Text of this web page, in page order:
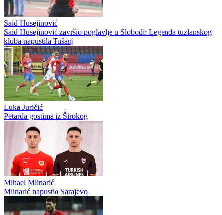
Said Husejinović
Said Husejinović završio poglavlje u Slobodi: Legenda tuzlanskog
kluba napustila Tušanj
Luka Juričić
Petarda gostima iz Širokog
Mihael Mlinarić
Mlinarić napustio Sarajevo